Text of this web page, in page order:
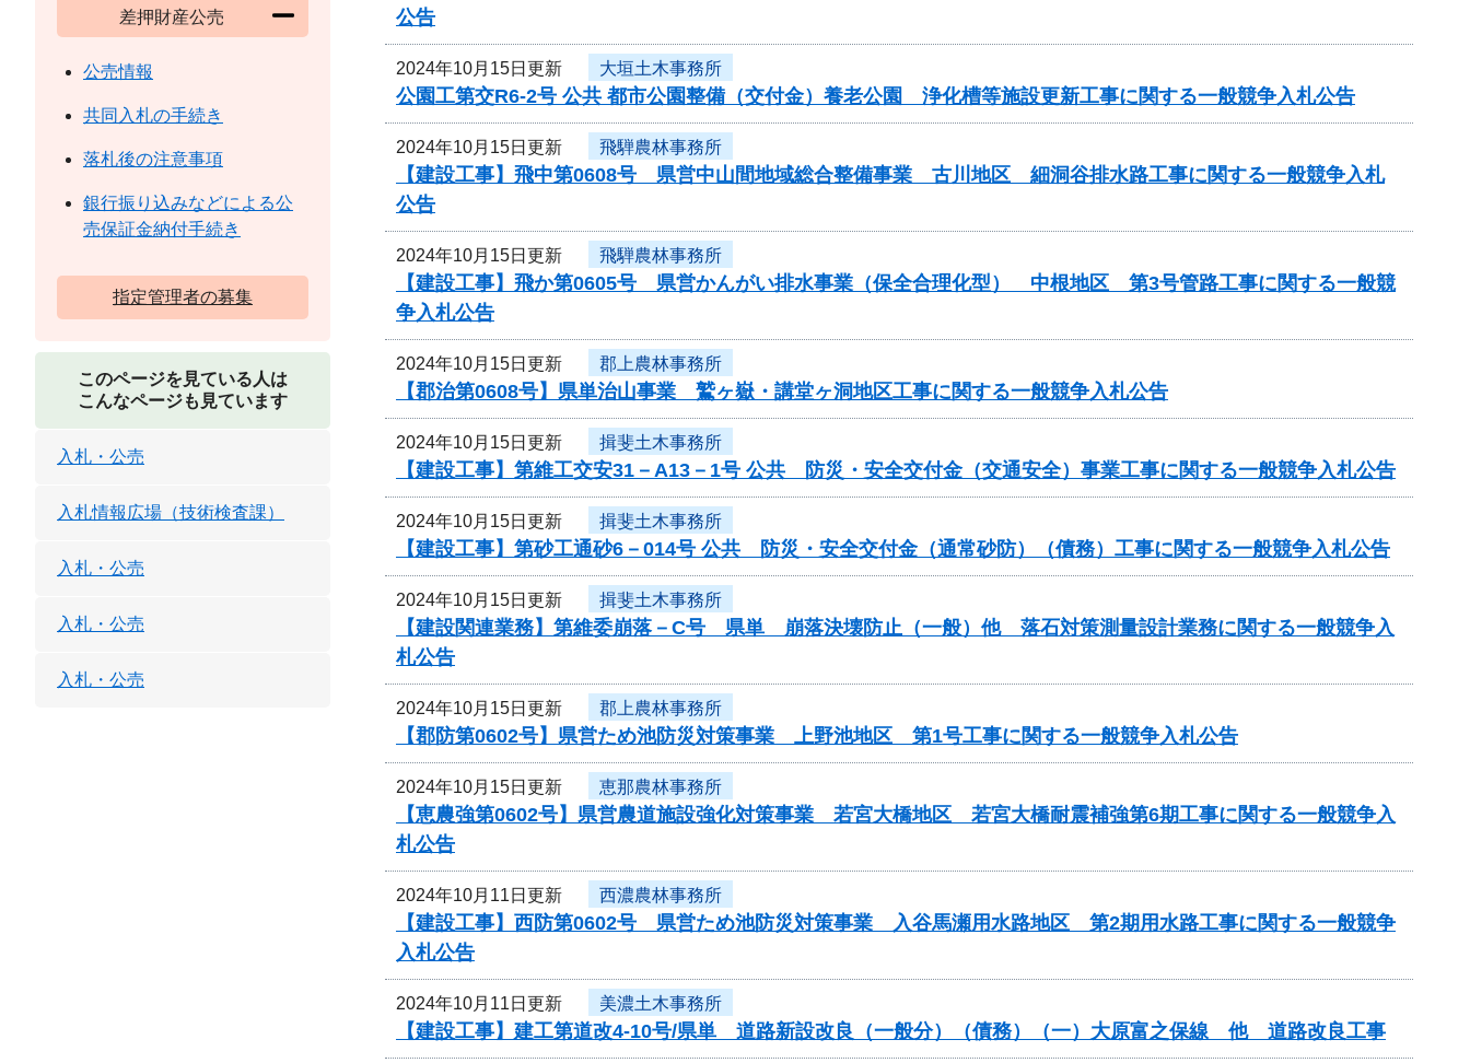
公告
2024年10月15日更新 大垣土木事務所
公園工第交R6-2号 公共 都市公園整備（交付金）養老公園 浄化槽等施設更新工事に関する一般競争入札公告
2024年10月15日更新 飛騨農林事務所
【建設工事】飛中第0608号 県営中山間地域総合整備事業 古川地区 細洞谷排水路工事に関する一般競争入札
公告
2024年10月15日更新 飛騨農林事務所
【建設工事】飛か第0605号 県営かんがい排水事業（保全合理化型） 中根地区 第3号管路工事に関する一般競
争入札公告
2024年10月15日更新 郡上農林事務所
【郡治第0608号】県単治山事業 鷲ヶ嶽・講堂ヶ洞地区工事に関する一般競争入札公告
2024年10月15日更新 揖斐土木事務所
【建設工事】第維工交安31－A13－1号 公共 防災・安全交付金（交通安全）事業工事に関する一般競争入札公告
2024年10月15日更新 揖斐土木事務所
【建設工事】第砂工通砂6－014号 公共 防災・安全交付金（通常砂防）（債務）工事に関する一般競争入札公告
2024年10月15日更新 揖斐土木事務所
【建設関連業務】第維委崩落－C号 県単 崩落決壊防止（一般）他 落石対策測量設計業務に関する一般競争入
札公告
2024年10月15日更新 郡上農林事務所
【郡防第0602号】県営ため池防災対策事業 上野池地区 第1号工事に関する一般競争入札公告
2024年10月15日更新 恵那農林事務所
【恵農強第0602号】県営農道施設強化対策事業 若宮大橋地区 若宮大橋耐震補強第6期工事に関する一般競争入
札公告
2024年10月11日更新 西濃農林事務所
【建設工事】西防第0602号 県営ため池防災対策事業 入谷馬瀬用水路地区 第2期用水路工事に関する一般競争
入札公告
2024年10月11日更新 美濃土木事務所
【建設工事】建工第道改4-10号/県単 道路新設改良（一般分）（債務）（一）大原富之保線 他 道路改良工事
差押財産公売
公売情報
共同入札の手続き
落札後の注意事項
銀行振り込みなどによる公
売保証金納付手続き
指定管理者の募集
このページを見ている人は
こんなページも見ています
入札・公売
入札情報広場（技術検査課）
入札・公売
入札・公売
入札・公売